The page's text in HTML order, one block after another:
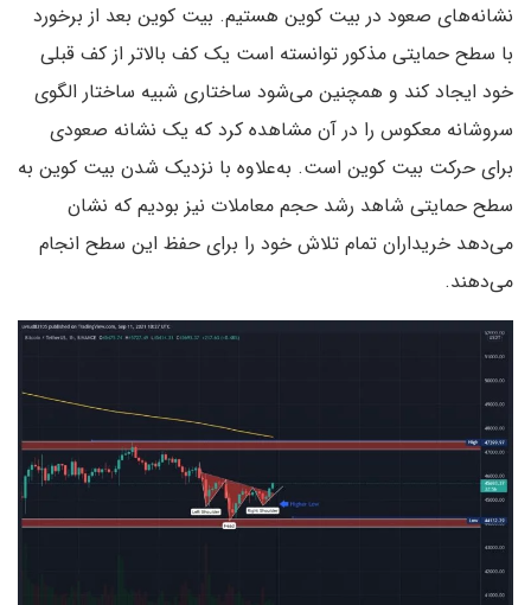
نشانه‌های صعود در بیت کوین هستیم. بیت کوین بعد از برخورد
با سطح حمایتی مذکور توانسته است یک کف بالاتر از کف قبلی
خود ایجاد کند و همچنین می‌شود ساختاری شبیه ساختار الگوی
سروشانه معکوس را در آن مشاهده کرد که یک نشانه صعودی
برای حرکت بیت کوین است. به‌علاوه با نزدیک شدن بیت کوین به
سطح حمایتی شاهد رشد حجم معاملات نیز بودیم که نشان
می‌دهد خریداران تمام تلاش خود را برای حفظ این سطح انجام
می‌دهند.